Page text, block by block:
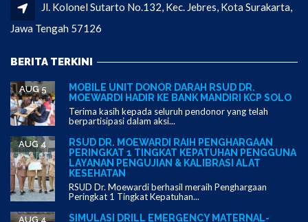
Jl. Kolonel Sutarto No.132, Kec. Jebres, Kota Surakarta,
Jawa Tengah 57126
BERITA TERKINI
MOBILE UNIT DONOR DARAH RSUD DR.
MOEWARDI HADIR KE BANK MANDIRI KCP SOLO
AUG 5
Terima kasih kepada seluruh pendonor yang telah
berpartisipasi dalam aksi...
RSUD DR. MOEWARDI RAIH PENGHARGAAN
PERINGKAT 1 TINGKAT KEPATUHAN PENGGUNA
LAYANAN PENGUJIAN & KALIBRASI ALAT
KESEHATAN
AUG 4
RSUD Dr. Moewardi berhasil meraih Penghargaan
Peringkat 1 Tingkat Kepatuhan...
SIMULASI DRILL EMERGENCY MATERNAL-
AUG 4